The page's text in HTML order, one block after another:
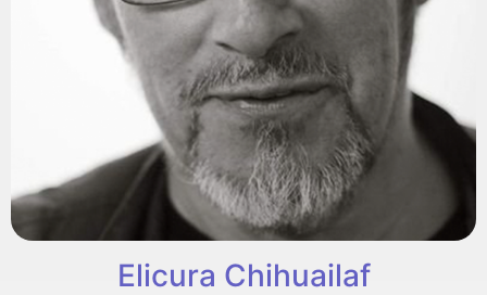
Elicura Chihuailaf